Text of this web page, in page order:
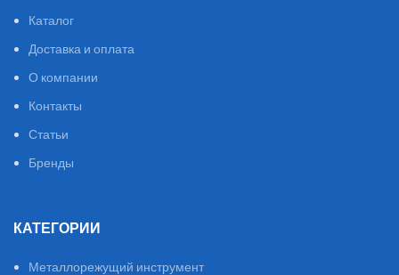
Каталог
Доставка и оплата
О компании
Контакты
Статьи
Бренды
КАТЕГОРИИ
Металлорежущий инструмент